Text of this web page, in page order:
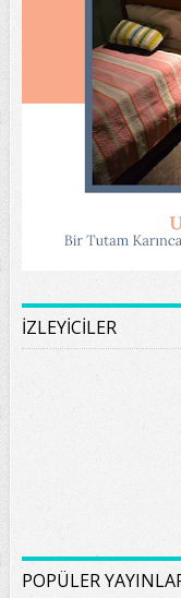
İZLEYİCİLER
POPÜLER